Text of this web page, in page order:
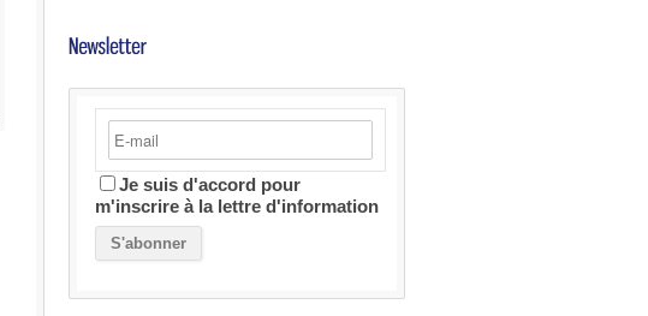
Je suis d'accord pour
m'inscrire à la lettre d'information